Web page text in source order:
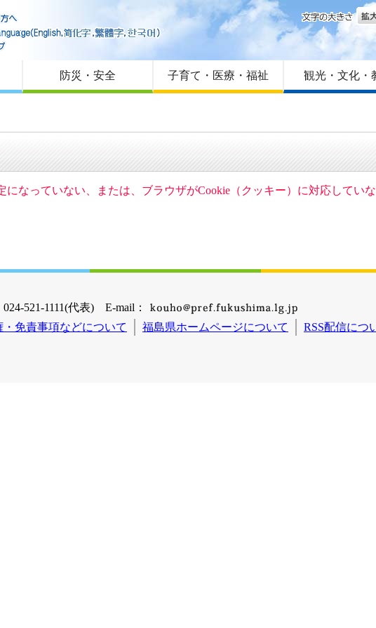
はじめての方へ
Foreign language
サイトマップ
文字
防災・安全 子育て・医療・福祉 観光・文化・
になっていない、または、ブラウザがCookie（クッキー）に対応してい
521-1111(代表) E-mail：
・免責事項などについて 福島県ホームページについて
RSS配信につ